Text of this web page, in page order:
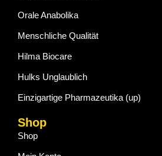
Orale Anabolika
Menschliche Qualität
Hilma Biocare
Hulks Unglaublich
Einzigartige Pharmazeutika (up)
Shop
Shop